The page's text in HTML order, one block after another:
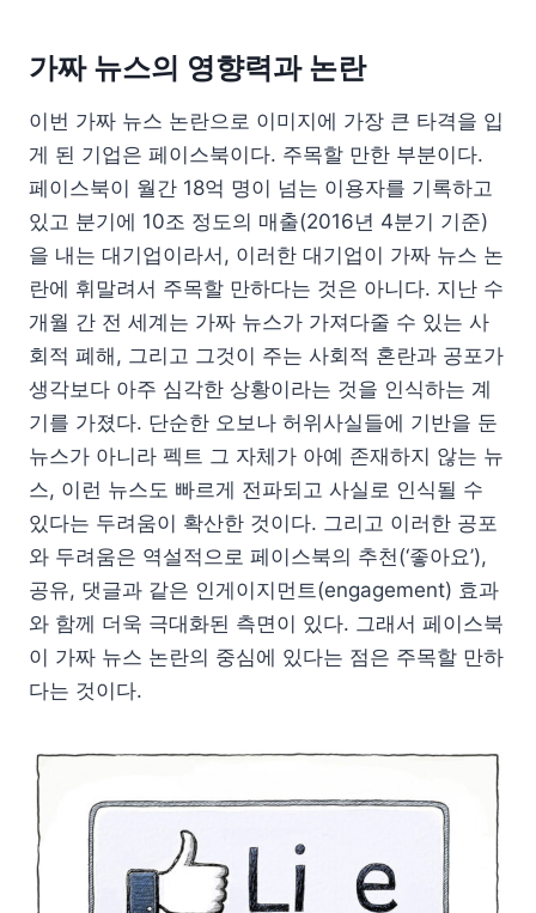
가짜 뉴스의 영향력과 논란
이번 가짜 뉴스 논란으로 이미지에 가장 큰 타격을 입
게 된 기업은 페이스북이다. 주목할 만한 부분이다.
페이스북이 월간 18억 명이 넘는 이용자를 기록하고
있고 분기에 10조 정도의 매출(2016년 4분기 기준)
을 내는 대기업이라서, 이러한 대기업이 가짜 뉴스 논
란에 휘말려서 주목할 만하다는 것은 아니다. 지난 수
개월 간 전 세계는 가짜 뉴스가 가져다줄 수 있는 사
회적 폐해, 그리고 그것이 주는 사회적 혼란과 공포가
생각보다 아주 심각한 상황이라는 것을 인식하는 계
기를 가졌다. 단순한 오보나 허위사실들에 기반을 둔
뉴스가 아니라 펙트 그 자체가 아예 존재하지 않는 뉴
스, 이런 뉴스도 빠르게 전파되고 사실로 인식될 수
있다는 두려움이 확산한 것이다. 그리고 이러한 공포
와 두려움은 역설적으로 페이스북의 추천(‘좋아요’),
공유, 댓글과 같은 인게이지먼트(engagement) 효과
와 함께 더욱 극대화된 측면이 있다. 그래서 페이스북
이 가짜 뉴스 논란의 중심에 있다는 점은 주목할 만하
다는 것이다.